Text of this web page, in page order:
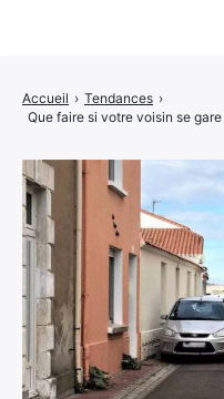
Accueil › Tendances ›
Que faire si votre voisin se
Mobilier & Rangement
Luminaire
Maison
Art & Décoration
Portraits